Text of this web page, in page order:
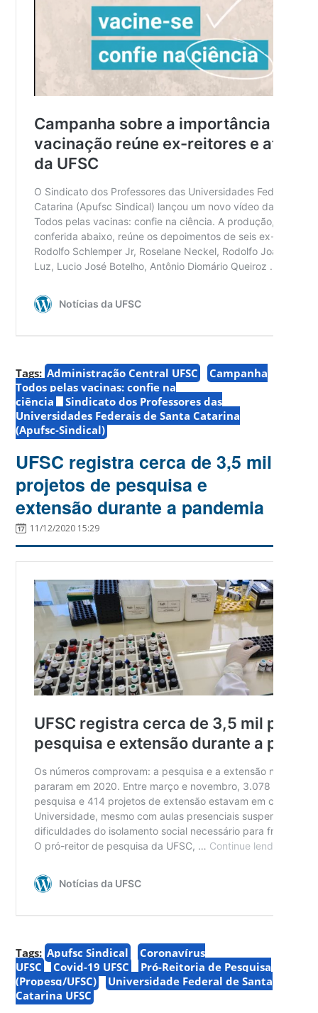
Tags: Administração Central UFSC
Campanha
Todos pelas vacinas: confie na
ciência
Sindicato dos Professores das
Universidades Federais de Santa Catarina
(Apufsc-Sindical)
UFSC registra cerca de 3,5 mil
projetos de pesquisa e
extensão durante a pandemia
11/12/2020 15:29
Tags: Apufsc Sindical
Coronavírus
UFSC
Covid-19 UFSC
Pró-Reitoria de Pesquisa
(Propesq/UFSC)
Universidade Federal de Santa
Catarina UFSC